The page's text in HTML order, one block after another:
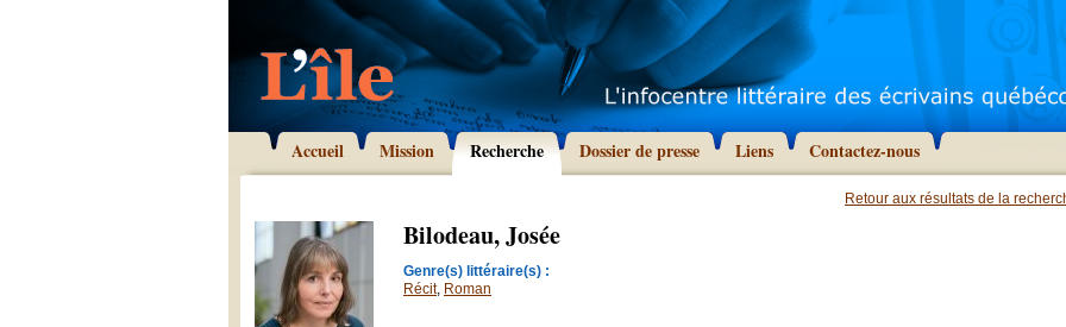
Accueil Mission Recherche Dossier de presse Liens Contactez-nous
Retour aux résultats de la
Bilodeau, Josée
Genre(s) littéraire(s) :
Récit, Roman